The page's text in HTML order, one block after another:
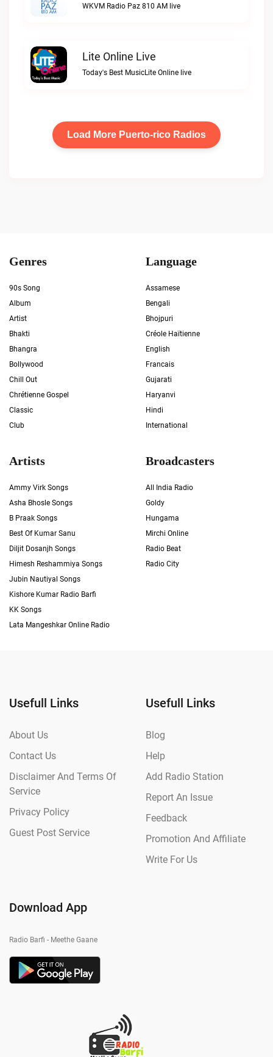
WKVM Radio Paz 810 AM live
Lite Online Live
Today's Best MusicLite Online live
Load More Puerto-rico Radios
Genres
90s Song
Album
Artist
Bhakti
Bhangra
Bollywood
Chill Out
Chrétienne Gospel
Classic
Club
Language
Assamese
Bengali
Bhojpuri
Créole Haïtienne
English
Francais
Gujarati
Haryanvi
Hindi
International
Artists
Ammy Virk Songs
Asha Bhosle Songs
B Praak Songs
Best Of Kumar Sanu
Diljit Dosanjh Songs
Himesh Reshammiya Songs
Jubin Nautiyal Songs
Kishore Kumar Radio Barfi
KK Songs
Lata Mangeshkar Online Radio
Broadcasters
All India Radio
Goldy
Hungama
Mirchi Online
Radio Beat
Radio City
Usefull Links
About Us
Contact Us
Disclaimer And Terms Of
Service
Privacy Policy
Guest Post Service
Usefull Links
Blog
Help
Add Radio Station
Report An Issue
Feedback
Promotion And Affiliate
Write For Us
Download App
Radio Barfi - Meethe Gaane